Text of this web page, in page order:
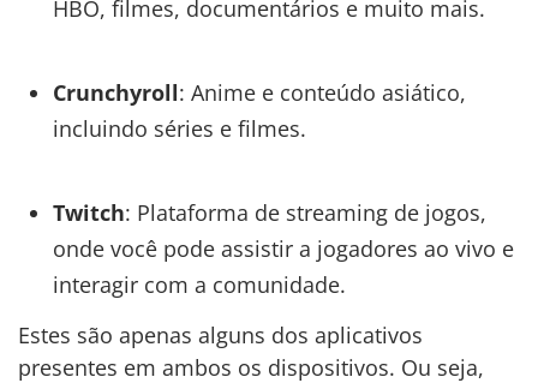
HBO, filmes, documentários e muito mais.
Crunchyroll: Anime e conteúdo asiático,
incluindo séries e filmes.
Twitch: Plataforma de streaming de jogos,
onde você pode assistir a jogadores ao vivo e
interagir com a comunidade.
Estes são apenas alguns dos aplicativos
presentes em ambos os dispositivos. Ou seja,